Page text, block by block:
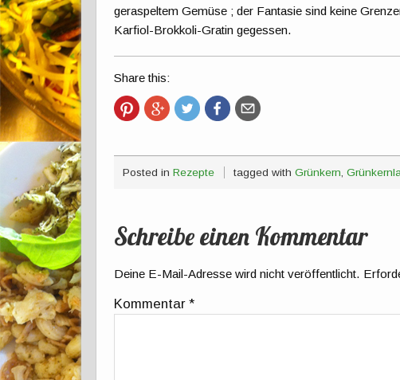
geraspeltem Gemüse ; der Fantasie sind keine
Karfiol-Brokkoli-Gratin gegessen.
Share this:
Posted in Rezepte tagged withGrünkern ,
Schreibe einen Kommentar
Deine E-Mail-Adresse wird nicht veröffentlicht.
Kommentar*